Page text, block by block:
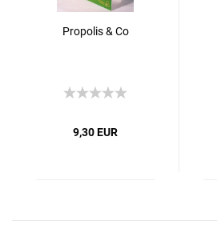
Propolis & Co
9,30 EUR